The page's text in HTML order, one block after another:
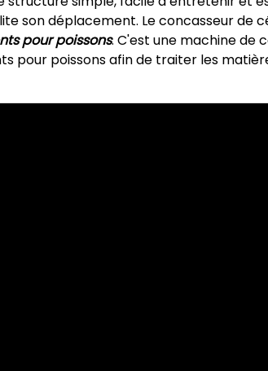
son déplacement. Le concasseur de
pour poissons. C'est une machine de
pour poissons afin de traiter les